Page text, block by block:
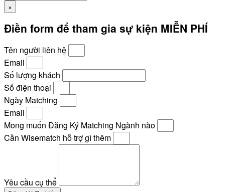
×
Điền form để tham gia sự kiện MIỄN PHÍ
Tên người liên hệ
Email
Số lượng khách
Số điện thoại
Ngày Matching
Email
Mong muốn Đăng Ký Matching Ngành nào
Cần Wisematch hỗ trợ gì thêm
Yêu cầu cụ thể